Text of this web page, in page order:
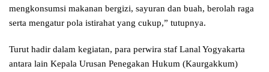
mengkonsumsi makanan bergizi, sayuran dan buah, berolah raga
serta mengatur pola istirahat yang cukup,” tutupnya.
Turut hadir dalam kegiatan, para perwira staf Lanal Yogyakarta
antara lain Kepala Urusan Penegakan Hukum (Kaurgakkum)